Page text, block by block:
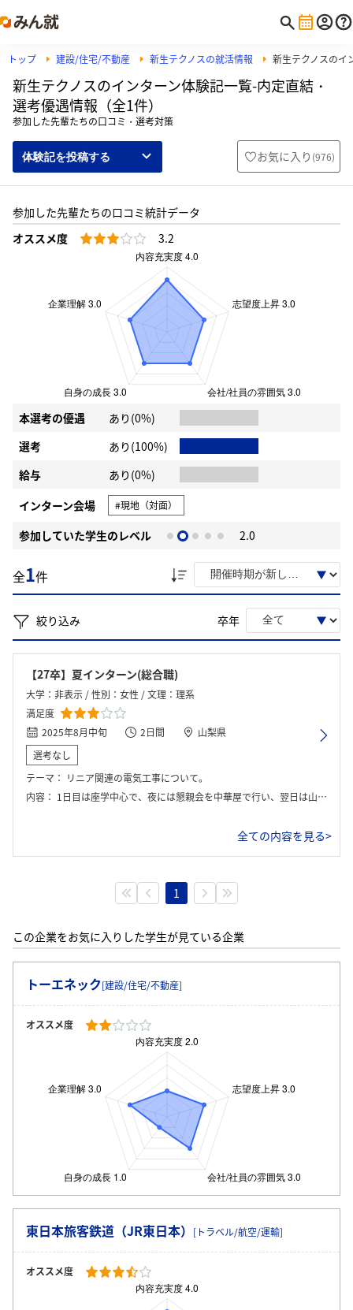
トップ 建設/住宅/不動産 新生テクノスの就活情報 新生テクノスのイ
新生テクノスのインターン体験記一覧-内定直結・
選考優遇情報（全1件）
参加した先輩たちの口コミ・選考対策
体験記を投稿する お気に入り (976)
参加した先輩たちの口コミ統計データ
オススメ度
3.2
本選考の優遇
あり(0%)
選考
あり(100%)
給与
あり(0%)
インターン会場
#現地（対面）
参加していた学生のレベル 2.0
全1件
絞り込み 卒年
【27卒】夏インターン(総合職)
大学：非表示 / 性別：女性 / 文理：理系
満足度
2025年8月中旬
2日間
山梨県
選考なし
テーマ： リニア関連の電気工事について。
内容： 1日目は座学中心で、夜には懇親会を中華屋で行い、翌日は山梨の試験場へ行った。
全ての内容を見る>
1
この企業をお気に入りした学生が見ている企業
トーエネック[建設/住宅/不動産]
オススメ度
東日本旅客鉄道（JR東日本） [トラベル/航空/運輸]
オススメ度